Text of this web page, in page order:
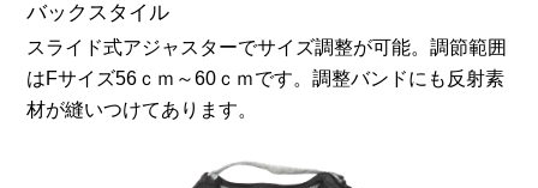
バックスタイル
スライド式アジャスターでサイズ調整が可能。調節範囲
はFサイズ56ｃｍ～60ｃｍです。調整バンドにも反射素
材が縫いつけてあります。